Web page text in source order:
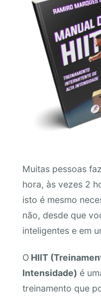
Muitas pessoas
hora, às vezes 2
isto é mesmo
não, desde que
inteligentes e em
OHIIT
Intensidade) é
treinamento que